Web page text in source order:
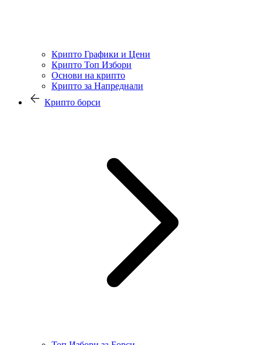
Крипто Графики и Цени
Крипто Топ Избори
Основи на крипто
Крипто за Напреднали
Крипто борси